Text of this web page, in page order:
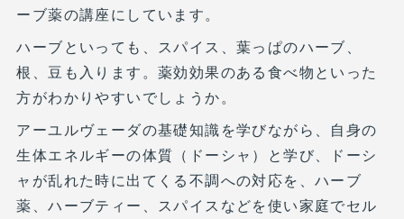
ーブ薬の講座にしています。
ハーブといっても、スパイス、葉っぱのハーブ、
根、豆も入ります。薬効効果のある食べ物といった
方がわかりやすいでしょうか。
アーユルヴェーダの基礎知識を学びながら、自身の
生体エネルギーの体質（ドーシャ）と学び、ドーシ
ャが乱れた時に出てくる不調への対応を、ハーブ
薬、ハーブティー、スパイスなどを使い家庭でセル